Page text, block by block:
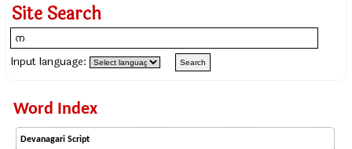
Site Search
Input language:
Word Index
Devanagari Script